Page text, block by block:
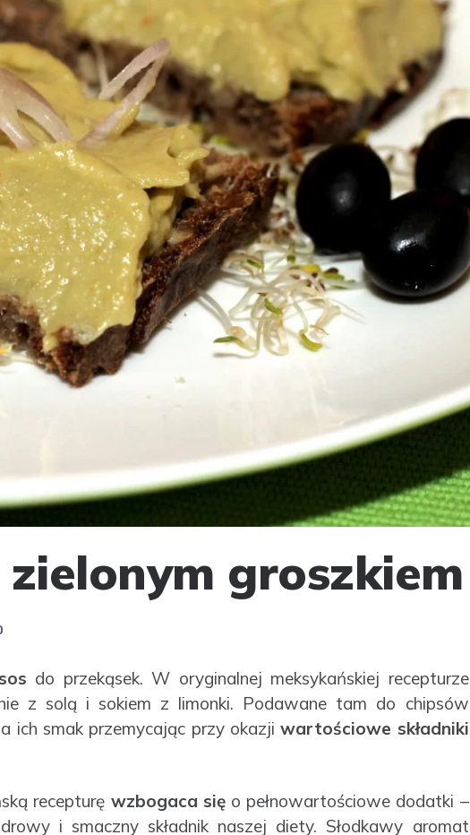
groszkiem
sos do przekąsek. W oryginalnej meksykańskiej recepturze
z solą i sokiem z limonki. Podawane tam do chipsów
ich smak przemycając przy okazjiwartościowe składniki
recepturę wzbogaca sięo pełnowartościowe dodatki –
i smaczny składnik naszej diety. Słodkawy aromat